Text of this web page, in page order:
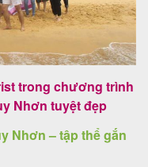
trong chương trình
Nhơn tuyệt đẹp
Nhơn – tập thể gắn